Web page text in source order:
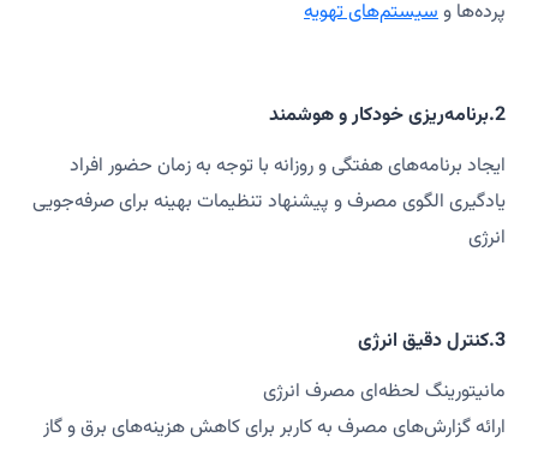
پرده‌ها وسیستم‌های تهویه
2.برنامه‌ریزی خودکار و هوشمند
ایجاد برنامه‌های هفتگی و روزانه با توجه به زمان حضور افراد
یادگیری الگوی مصرف و پیشنهاد تنظیمات بهینه برای صرفه‌جویی
انرژی
3.کنترل دقیق انرژی
مانیتورینگ لحظه‌ای مصرف انرژی
ارائه گزارش‌های مصرف به کاربر برای کاهش هزینه‌های برق و گاز